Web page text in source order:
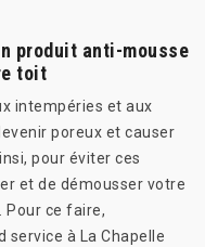
produit anti-mousse
toit
intempéries et aux
poreux et causer
pour éviter ces
et de démousser votre
Pour ce faire,
service à La Chapelle